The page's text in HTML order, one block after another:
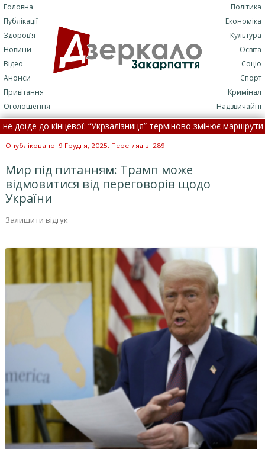
Головна
Публікації
Здоров’я
Новини
Відео
Анонси
Привітання
Оголошення
Політика
Економіка
Культура
Освіта
Соціо
Спорт
Кримінал
Надзвичайні
до кінцевої: “Укрзалізниця” терміново змінює маршрути • Ще
лікарку, яка подала декларацію про доходи у паперовому
Опубліковано: 9 Грудня, 2025. Переглядів: 289
Мир під питанням: Трамп може
відмовитися від переговорів щодо
України
Залишити відгук